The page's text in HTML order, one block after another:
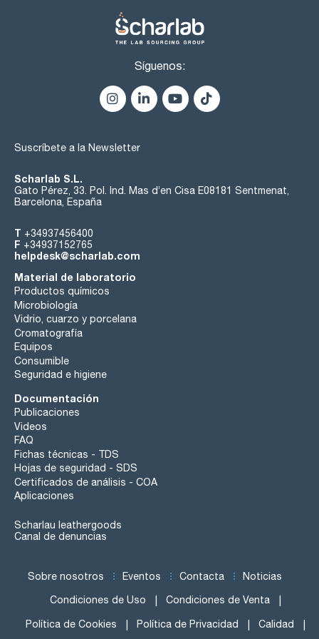
Síguenos:
Suscríbete a la Newsletter
Scharlab S.L.
Gato Pérez, 33. Pol. Ind. Mas d’en Cisa E08181 Sentmenat,
Barcelona, España
T +34937456400
F +34937152765
helpdesk@scharlab.com
Material de laboratorio
Productos químicos
Microbiología
Vidrio, cuarzo y porcelana
Cromatografía
Equipos
Consumible
Seguridad e higiene
Documentación
Publicaciones
Videos
FAQ
Fichas técnicas - TDS
Hojas de seguridad - SDS
Certificados de análisis - COA
Aplicaciones
Scharlau leathergoods
Canal de denuncias
Sobre nosotros Eventos Contacta Noticias
Condiciones de Uso Condiciones de Venta
Política de Cookies Política de Privacidad Calidad